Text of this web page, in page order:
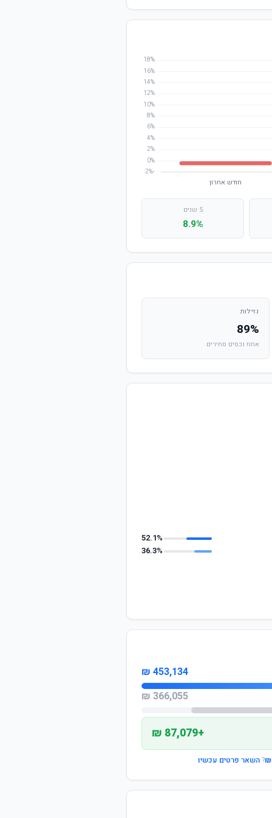
5 שנים
8.9%
נזילות
89%
אחוז נכסים סחירים
52.1%
36.3%
453,134 ₪
366,055 ₪
+87,079 ₪
?השאר פרטים עכשיו